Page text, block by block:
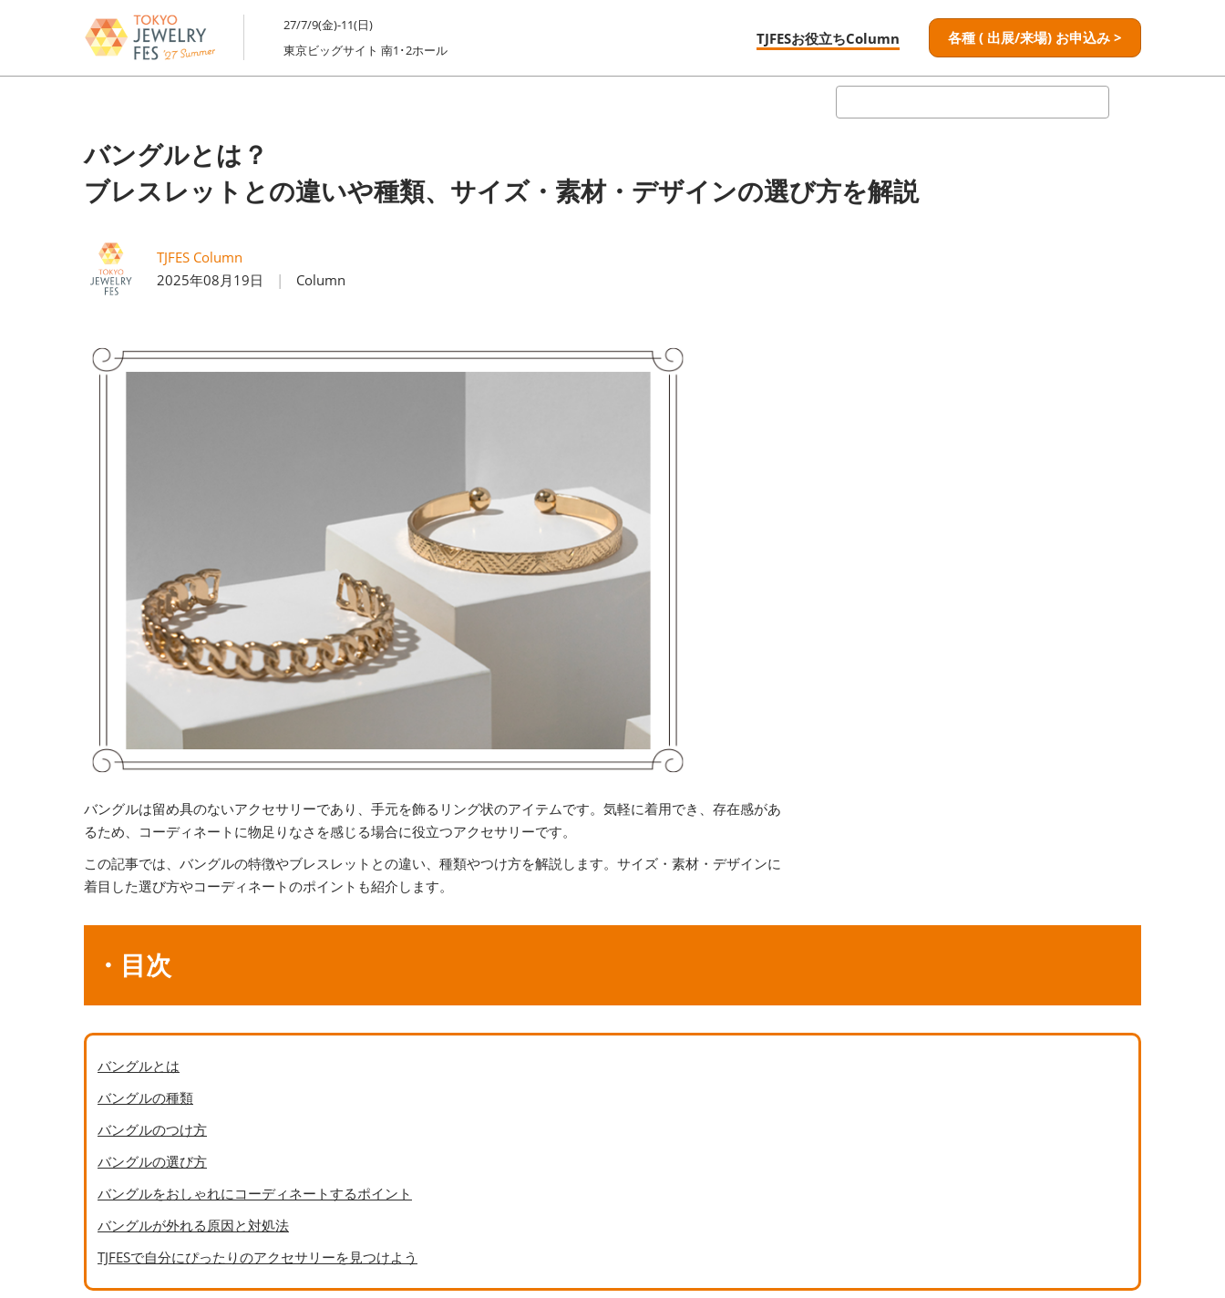
キ
ッ
プ
進
む
27/7/9(金)-11(日)
東京ビッグサイト 南1･2ホール
TJFESお役立ちColumn 各種 ( 出展/来場) お申込み >
バングルとは？
ブレスレットとの違いや種類、サイズ・素材・デザインの選び方を解説
TJFES Column
2025年08月19日
Column
バングルは留め具のないアクセサリーであり、手元を飾るリング状のアイテムです。気軽に着用でき、存在感があ
るため、コーディネートに物足りなさを感じる場合に役立つアクセサリーです。
この記事では、バングルの特徴やブレスレットとの違い、種類やつけ方を解説します。サイズ・素材・デザインに
着目した選び方やコーディネートのポイントも紹介します。
・目次
バングルとは
バングルの種類
バングルのつけ方
バングルの選び方
バングルをおしゃれにコーディネートするポイント
バングルが外れる原因と対処法
TJFESで自分にぴったりのアクセサリーを見つけよう